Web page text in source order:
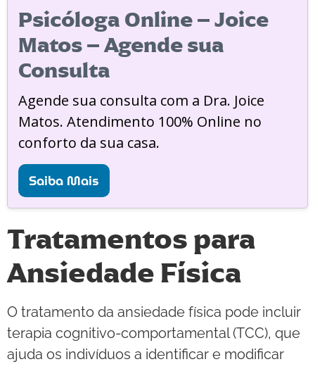
Psicóloga Online – Joice
Matos – Agende sua
Consulta
Agende sua consulta com a Dra. Joice
Matos. Atendimento 100% Online no
conforto da sua casa.
Saiba Mais
Tratamentos para
Ansiedade Física
O tratamento da ansiedade física pode incluir
terapia cognitivo-comportamental (TCC), que
ajuda os indivíduos a identificar e modificar